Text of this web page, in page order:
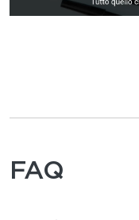
FAQ